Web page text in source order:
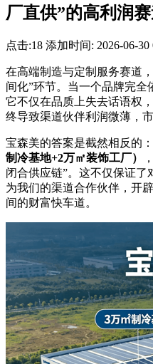
厂直供”的高利润
点击:18 添加时间: 2026-06-30
在高端制造与定制服务赛道
间化”环节。当一个品牌完全
它不仅在品质上失去话语权
终导致渠道伙伴利润微薄，
宝森美的答案是截然相反的
制冷基地+2万㎡装饰工厂）
闭合供应链”。这不仅保证
为我们的渠道合作伙伴，开
间的财富快车道。